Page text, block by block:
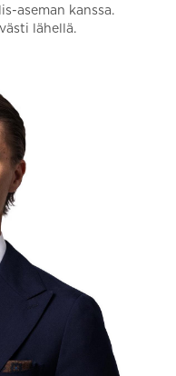
aseman kanssa.
lähellä.